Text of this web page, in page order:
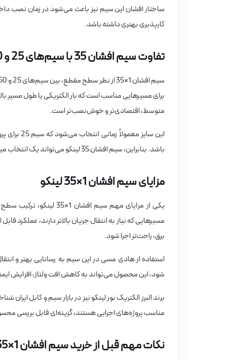
ساختار افشان این سیم نیز باعث می‌شود در زمان نصب داخل
کارپذیری بهتری داشته باشد.
تفاوت سیم افشان 35 با سیم‌های 25 و 50 میلی‌متر
متوسط، اقتصادی‌تر و خوش‌نصب‌تر است.
باشد. بنابراین، سیم افشان 35 لینکو می‌تواند یک انتخاب میانی و کاربردی برای بسیاری از مسیرهای قدرت، تابلو برق و انشعابات قوی باشد.
مزایای سیم افشان 1×35 لینکو
یکی از مزایای مهم سیم
مسیرهایی که نیاز به انتقال جریان بالاتر دارند،
برق، راحت‌تر اجرا شود.
استفاده از هادی مسی در این سیم به رسانایی بهتر و
شود، این محصول می‌تواند به کاهش افت ولتاژ، افزایش
برند البرز الکتریک نور لینکو نیز در بازار سیم و کابل
مناسب پروژه‌های اجرایی هستند، گزینه‌ای قابل بررسی
نکات مهم قبل از خرید سیم افشان 1×35